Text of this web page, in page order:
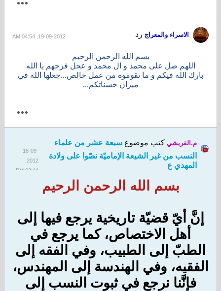
الاسراء والمعراج رد 19-09-2012, 04:54 AM
بسم الله الرحمن الرحيم
اللهم صل على محمد و ال محمد و عجل فرجهم يا الله
بارك الله فيكم و ما تقوموه من عمل خالص...جعلها الله في
ميزان حسناتكم...
م.القريشيكتب موضوعسبعة عشر من علماء
النسب من غير الشيعة الإماميّة نصّوا على ولادة
المهدي ع
18-09-
2012,
03:44 PM
بسم الله الرحمن الرحيم
إنَّ أيّ قضيّة تاريخية يرجع فيها إلى
أهل الاختصاص، كما يرجع في
الطبّ إلى الطبيب، وفي الفقه إلى
الفقيه، وفي الهندسة إلى المهندس،
فإنَّنا نرجع في ثبوت النسب إلى